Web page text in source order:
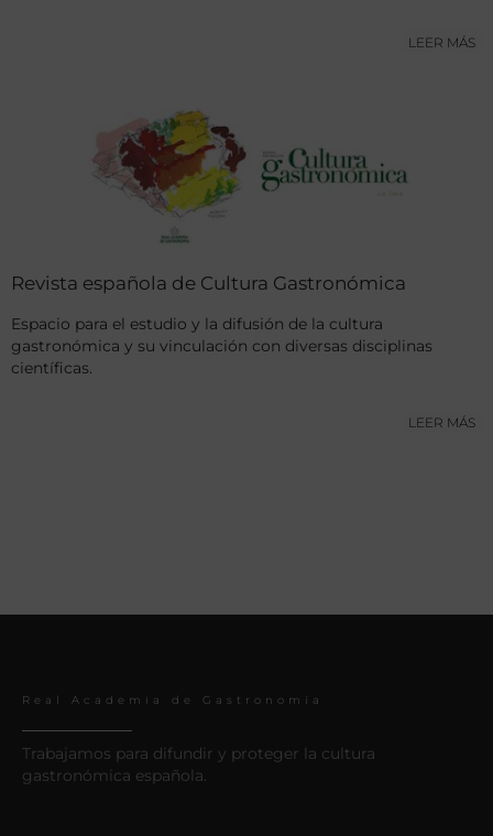
LEER MÁS
Revista española de Cultura Gastronómica
Espacio para el estudio y la difusión de la cultura
gastronómica y su vinculación con diversas disciplinas
científicas.
LEER MÁS
Real Academia de Gastronomía
Trabajamos para difundir y proteger la cultura
gastronómica española.